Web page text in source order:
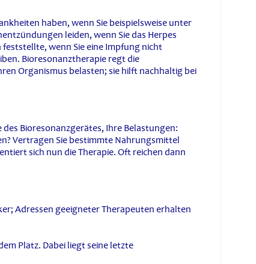
haben, wenn Sie beispielsweise unter
leiden, wenn Sie das Herpes
wenn Sie eine Impfung nicht
Bioresonanztherapie regt die
Organismus belasten; sie hilft nachhaltig bei
Bioresonanzgerätes, Ihre Belastungen:
Vertragen Sie bestimmte Nahrungsmittel
sich nun die Therapie. Oft reichen dann
Adressen geeigneter Therapeuten erhalten
Platz. Dabei liegt seine letzte